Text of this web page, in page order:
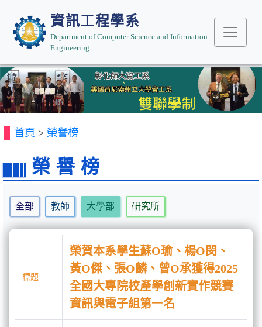
資訊工程學系
Department of Computer Science and Information
Engineering
Previous Next
首頁 > 榮譽榜
榮譽榜
全部 教師 大學部 研究所
標題
榮賀本系學生蘇O瑜、楊O閔、
黃O傑、張O麟、曾O承獲得2025
全國大專院校產學創新實作競賽
資訊與電子組第一名